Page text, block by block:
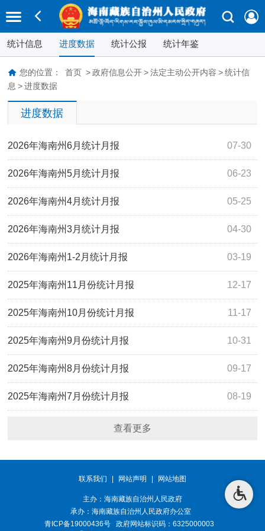
统计信息 进度数据 统计公报 统计年鉴
您的位置： 首页 > 政府信息公开 > 法定主动公开内容 > 统计信
息 > 进度数据
进度数据
07-30
2026年海南州6月统计月报
06-23
2026年海南州5月统计月报
05-25
2026年海南州4月统计月报
04-30
2026年海南州3月统计月报
03-19
2026年海南州1-2月统计月报
12-17
2025年海南州11月份统计月报
11-17
2025年海南州10月份统计月报
10-31
2025年海南州9月份统计月报
09-17
2025年海南州8月份统计月报
08-19
2025年海南州7月份统计月报
查看更多
联系我们 网站声明 网站地图
主办：海南藏族自治州人民政府
承办： 海南藏族自治州人民政府办公室
青ICP备19000436号政府网站标识码：6325000003